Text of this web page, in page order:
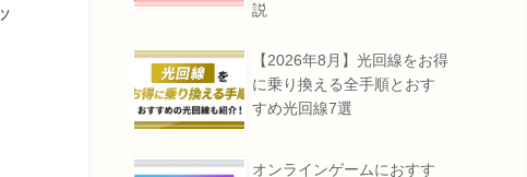
説
【2026年8月】光回線をお得
に乗り換える全手順とおす
すめ光回線7選
オンラインゲームにおすす